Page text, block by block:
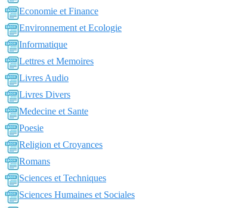
Economie et Finance
Environnement et Ecologie
Informatique
Lettres et Memoires
Livres Audio
Livres Divers
Medecine et Sante
Poesie
Religion et Croyances
Romans
Sciences et Techniques
Sciences Humaines et Sociales